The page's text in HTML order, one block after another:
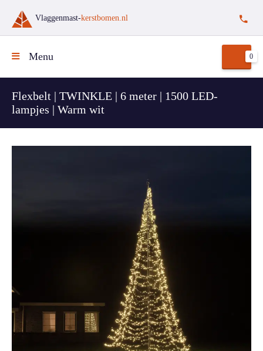
Vlaggenmast-kerstbomen.nl
Menu 0
Flexbelt | TWINKLE | 6 meter | 1500 LED-
lampjes | Warm wit